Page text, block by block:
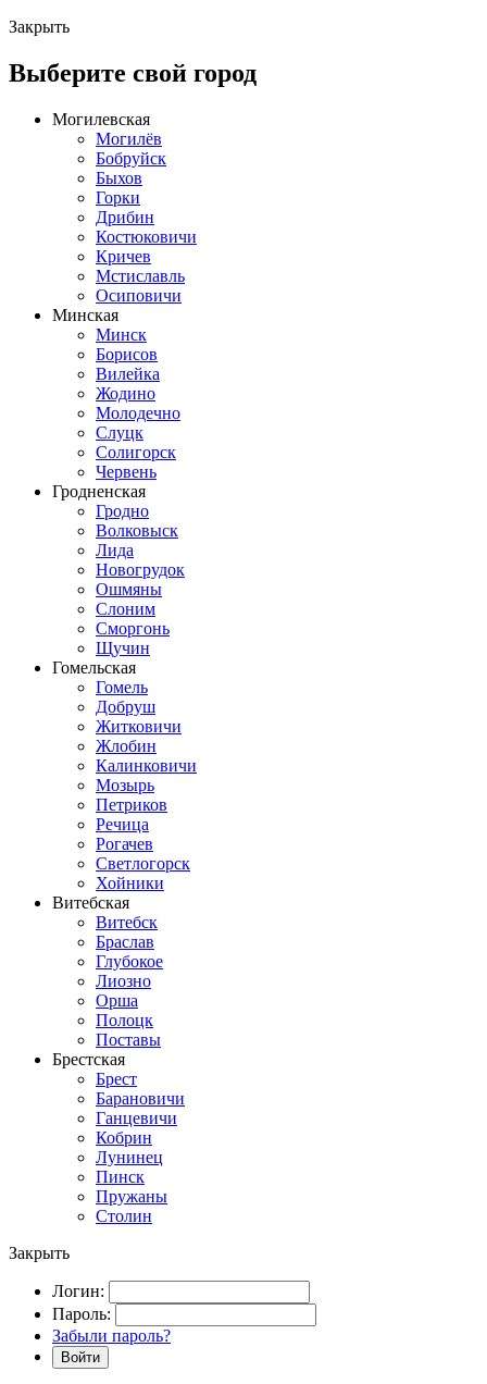
Закрыть
Выберите свой город
Могилевская
Могилёв
Бобруйск
Быхов
Горки
Дрибин
Костюковичи
Кричев
Мстиславль
Осиповичи
Минская
Минск
Борисов
Вилейка
Жодино
Молодечно
Слуцк
Солигорск
Червень
Гродненская
Гродно
Волковыск
Лида
Новогрудок
Ошмяны
Слоним
Сморгонь
Щучин
Гомельская
Гомель
Добруш
Житковичи
Жлобин
Калинковичи
Мозырь
Петриков
Речица
Рогачев
Светлогорск
Хойники
Витебская
Витебск
Браслав
Глубокое
Лиозно
Орша
Полоцк
Поставы
Брестская
Брест
Барановичи
Ганцевичи
Кобрин
Лунинец
Пинск
Пружаны
Столин
Закрыть
Логин:
Пароль:
Забыли пароль?
Войти